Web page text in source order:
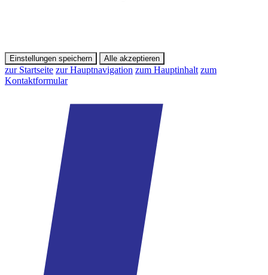
Einstellungen speichern Alle akzeptieren
zur Startseite zur Hauptnavigation zum Hauptinhalt zum
Kontaktformular